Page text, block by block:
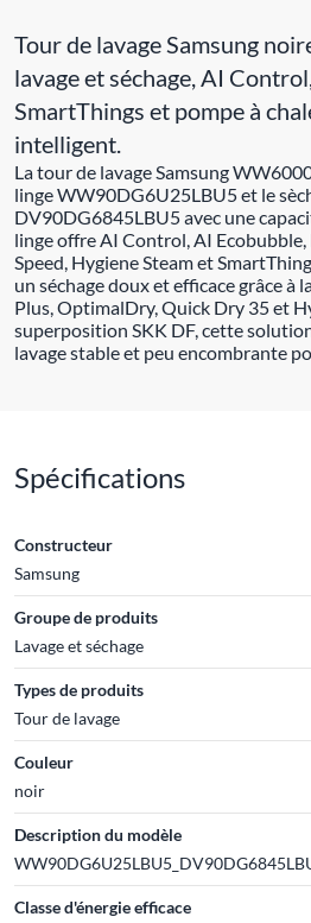
Tour de lavage Samsung
lavage et séchage, AI
SmartThings et pompe à
intelligent.
La tour de lavage Samsung
linge WW90DG6U25LBU5 et le
DV90DG6845LBU5 avec une
linge offre AI Control, AI Ecobubble,
Speed, Hygiene Steam et
un séchage doux et efficace grâce à
Plus, OptimalDry, Quick Dry 35 et
superposition SKK DF, cette
lavage stable et peu encombrante
Spécifications
Constructeur
Samsung
Groupe de produits
Lavage et séchage
Types de produits
Tour de lavage
Couleur
noir
Description du modèle
Classe d'énergie efficace